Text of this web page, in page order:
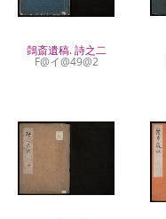
鷧斎遺稿. 詩之二
F@イ@49@2